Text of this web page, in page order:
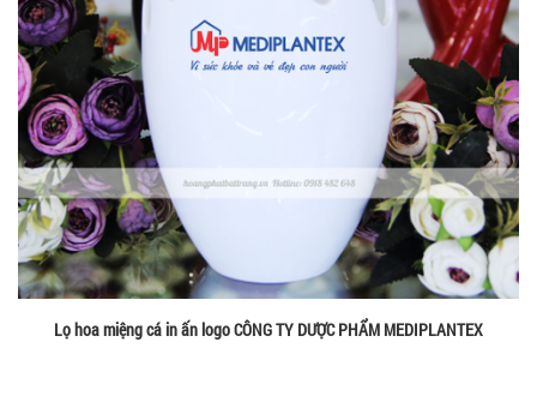
Lọ hoa miệng cá in ấn logo CÔNG TY DƯỢC PHẨM MEDIPLANTEX